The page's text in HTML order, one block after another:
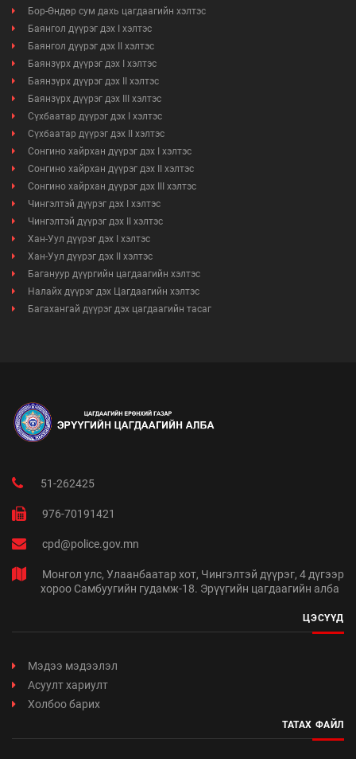
Бор-Өндөр сум дахь цагдаагийн хэлтэс
Баянгол дүүрэг дэх I хэлтэс
Баянгол дүүрэг дэх II хэлтэс
Баянзүрх дүүрэг дэх I хэлтэс
Баянзүрх дүүрэг дэх II хэлтэс
Баянзүрх дүүрэг дэх III хэлтэс
Сүхбаатар дүүрэг дэх I хэлтэс
Сүхбаатар дүүрэг дэх II хэлтэс
Сонгино хайрхан дүүрэг дэх I хэлтэс
Сонгино хайрхан дүүрэг дэх II хэлтэс
Сонгино хайрхан дүүрэг дэх III хэлтэс
Чингэлтэй дүүрэг дэх I хэлтэс
Чингэлтэй дүүрэг дэх II хэлтэс
Хан-Уул дүүрэг дэх I хэлтэс
Хан-Уул дүүрэг дэх II хэлтэс
Багануур дүүргийн цагдаагийн хэлтэс
Налайх дүүрэг дэх Цагдаагийн хэлтэс
Багахангай дүүрэг дэх цагдаагийн тасаг
51-262425
976-70191421
cpd@police.gov.mn
Монгол улс, Улаанбаатар хот, Чингэлтэй дүүрэг, 4 дүгээр
хороо Самбуугийн гудамж-18. Эрүүгийн цагдаагийн алба
ЦЭСҮҮД
Мэдээ мэдээлэл
Асуулт хариулт
Холбоо барих
ТАТАХ ФАЙЛ